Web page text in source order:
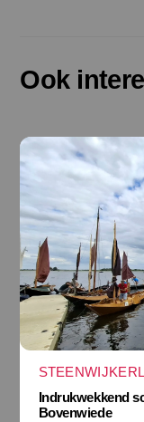
Ook
Indrukwekkend
Bovenwiede